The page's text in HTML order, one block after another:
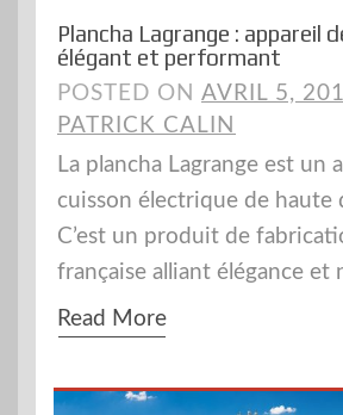
Plancha Lagrange : appareil
élégant et performant
POSTED ON AVRIL 5,
PATRICK CALIN
La plancha Lagrange est un
cuisson électrique de haute
C’est un produit de
française alliant élégance et
Read More